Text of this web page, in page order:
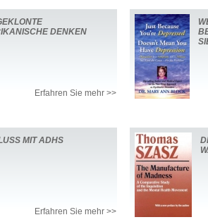
DENKEN
Erfahren Sie mehr >>
MIT ADHS
Erfahren Sie mehr >>